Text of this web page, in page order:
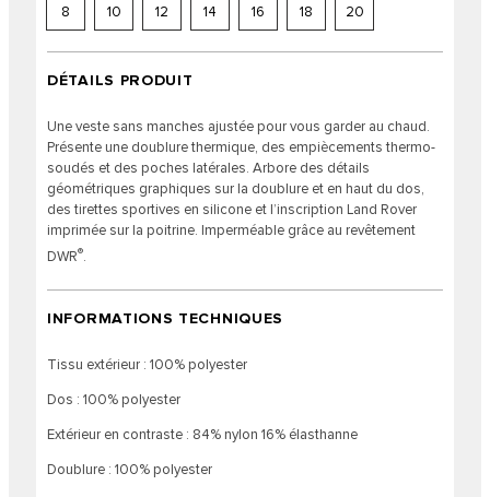
8 10 12 14 16 18 20
DÉTAILS PRODUIT
Une veste sans manches ajustée pour vous garder au chaud.
Présente une doublure thermique, des empiècements thermo-
soudés et des poches latérales. Arbore des détails
géométriques graphiques sur la doublure et en haut du dos,
des tirettes sportives en silicone et l’inscription Land Rover
imprimée sur la poitrine. Imperméable grâce au revêtement
DWR®.
INFORMATIONS TECHNIQUES
Tissu extérieur : 100% polyester
Dos : 100% polyester
Extérieur en contraste : 84% nylon 16% élasthanne
Doublure : 100% polyester